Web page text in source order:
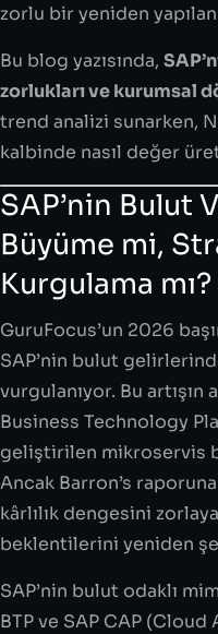
zorlu bir yeniden
Bu blog yazısında,
zorlukları ve kurumsal
trend analizi sunarken,
kalbinde nasıl değer
SAP’nin Bulut
Büyüme mi,
Kurgulama mı?
GuruFocus’un 2026
SAP’nin bulut
vurgulanıyor. Bu
Business Technology
geliştirilen mikroservis
Ancak Barron’s
kârlılık dengesini
beklentilerini yeniden
SAP’nin bulut odaklı
BTP ve SAP CAP